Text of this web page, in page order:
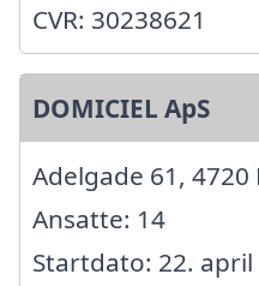
CVR: 30238621
DOMICIEL ApS
Adelgade 61,
Ansatte: 14
Startdato: 22. april